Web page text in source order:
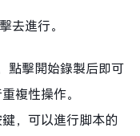
去進行。
點擊開始錄製后即可
複性操作。
，可以進行脚本的